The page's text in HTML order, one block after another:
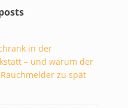
in der
– und warum der
zu spät